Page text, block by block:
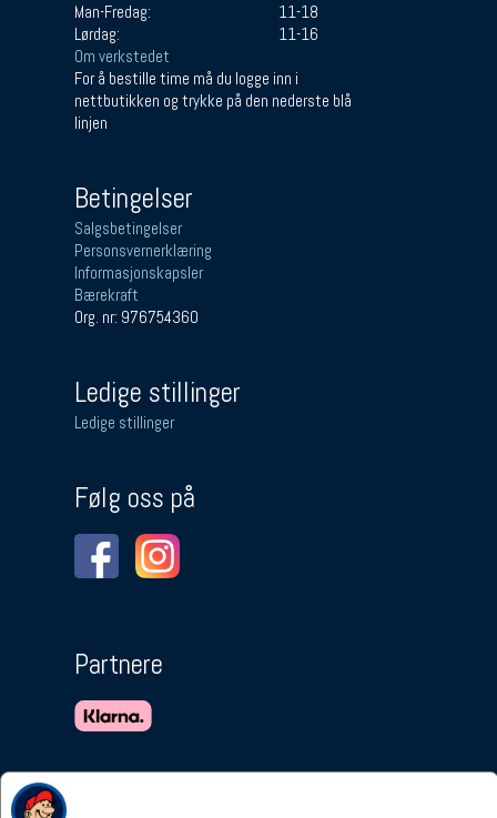
Man-Fredag:
11-18
Lørdag:
11-16
Om verkstedet
For å bestille time må du logge inn i
nettbutikken og trykke på den nederste blå
linjen
Betingelser
Salgsbetingelser
Personsvernerklæring
Informasjonskapsler
Bærekraft
Org. nr: 976754360
Ledige stillinger
Ledige stillinger
Følg oss på
Partnere